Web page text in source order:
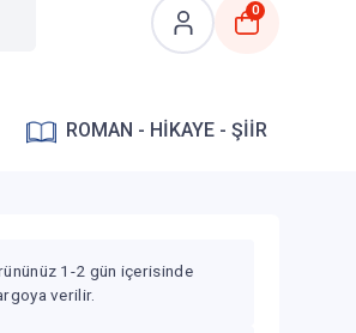
0
ROMAN - HİKAYE - ŞİİR
1-2 gün içerisinde
verilir.